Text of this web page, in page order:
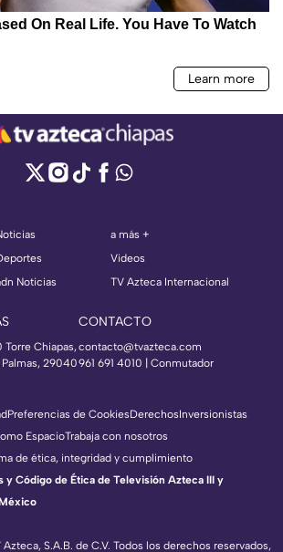
Noticias
a más +
Videos
TV Azteca Internacional
Torre Chiapas,
29040
CONTACTO
contacto@tvazteca.com
961 691 4010 | Conmutador
S.A.B. de C.V. Todos los derechos reservados,
Preferencias de CookiesDerechosInversionistas
EspacioTrabaja con nosotros
de ética, integridad y cumplimiento
y Código de Ética de Televisión Azteca III y